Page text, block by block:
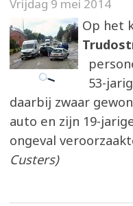
Vrijdag 9 mei 2014
Op het
53-
daarbij zwaar
auto en zijn 19-
ongeval
Custers)